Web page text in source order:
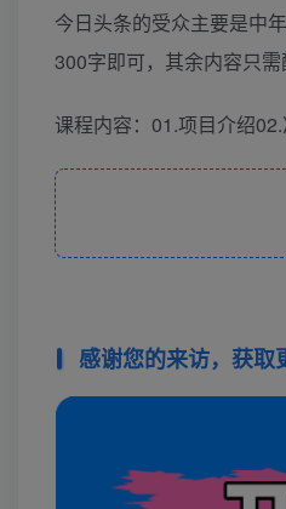
今日头条的受众主要是中
300字即可，其余内容只
课程内容：01.项目介绍
感谢您的来访，获取